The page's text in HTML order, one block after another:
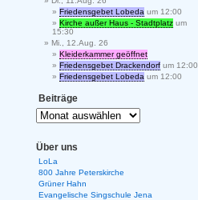
Friedensgebet Lobeda um 12:00
Kirche außer Haus - Stadtplatz um
15:30
Mi., 12.Aug. 26
Kleiderkammer geöffnet
Friedensgebet Drackendorf um 12:00
Friedensgebet Lobeda um 12:00
Beiträge
Über uns
LoLa
800 Jahre Peterskirche
Grüner Hahn
Evangelische Singschule Jena